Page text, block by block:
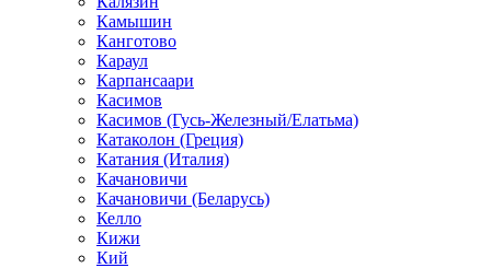
Камышин
Канготово
Караул
Карпансаари
Касимов
Касимов (Гусь-Железный/Елатьма)
Катаколон (Греция)
Катания (Италия)
Качановичи
Качановичи (Беларусь)
Келло
Кижи
Кий